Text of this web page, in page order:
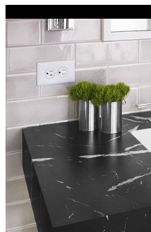
Đá Granite
Đá Granite Màu Vàng
Đá Granite Màu Xám
Đá Granite Màu Đen
Đá Granite Màu Xanh
Đá Granite Màu Nâu
Đá Granite Màu Đỏ
Đá Travertine